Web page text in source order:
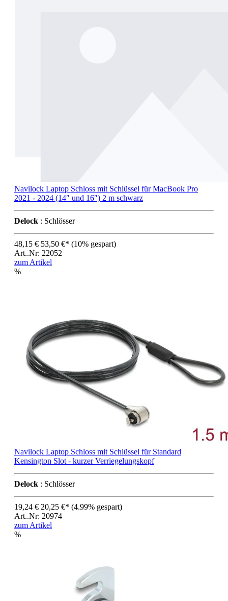
Navilock Laptop Schloss mit Schlüssel für MacBook Pro
2021 - 2024 (14″ und 16″) 2 m schwarz
Delock : Schlösser
48,15 € 53,50 €* (10% gespart)
Art..Nr: 22052
zum Artikel
%
Navilock Laptop Schloss mit Schlüssel für Standard
Kensington Slot - kurzer Verriegelungskopf
Delock : Schlösser
19,24 € 20,25 €* (4.99% gespart)
Art..Nr: 20974
zum Artikel
%